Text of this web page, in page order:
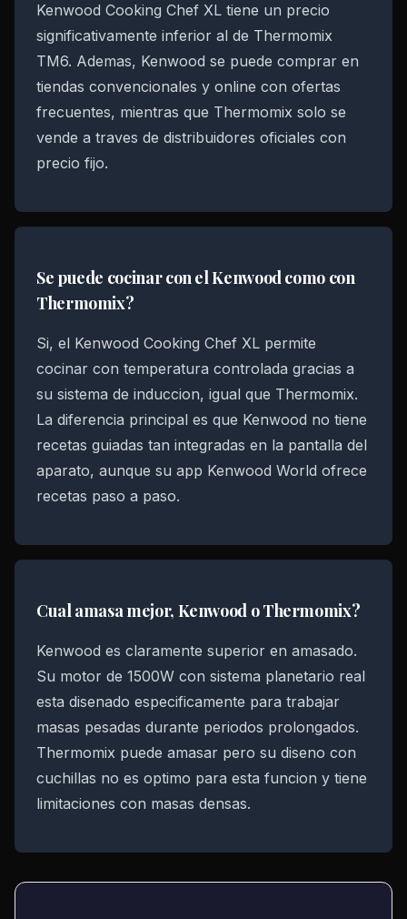
Kenwood Cooking Chef XL tiene un precio
significativamente inferior al de Thermomix
TM6. Ademas, Kenwood se puede comprar en
tiendas convencionales y online con ofertas
frecuentes, mientras que Thermomix solo se
vende a traves de distribuidores oficiales con
precio fijo.
Se puede cocinar con el Kenwood como con
Thermomix?
Si, el Kenwood Cooking Chef XL permite
cocinar con temperatura controlada gracias a
su sistema de induccion, igual que Thermomix.
La diferencia principal es que Kenwood no tiene
recetas guiadas tan integradas en la pantalla del
aparato, aunque su app Kenwood World ofrece
recetas paso a paso.
Cual amasa mejor, Kenwood o Thermomix?
Kenwood es claramente superior en amasado.
Su motor de 1500W con sistema planetario real
esta disenado especificamente para trabajar
masas pesadas durante periodos prolongados.
Thermomix puede amasar pero su diseno con
cuchillas no es optimo para esta funcion y tiene
limitaciones con masas densas.